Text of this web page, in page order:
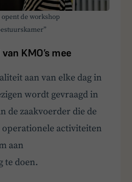
de workshop
KMO’s mee
aan van elke dag in
wordt gevraagd in
de zaakvoerder die de
activiteiten
aan
te doen.